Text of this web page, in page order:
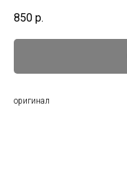
850 р.
оригинал